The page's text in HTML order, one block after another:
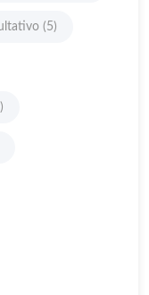
(5)